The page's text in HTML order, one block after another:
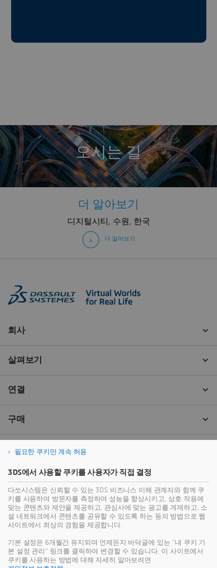
오시는 길
더 알아보기
디지털시티, 수원, 한국
더 알아보기
필요한 쿠키만 계속 허용
3DS에서 사용할 쿠키를 사용자가 직접 결정
다쏘시스템은 신뢰할 수 있는 3DS 비즈니스 이해 관계자와 함께 쿠
키를 사용하여 방문자를 측정하여 성능을 향상시키고, 상호 작용에
맞는 콘텐츠와 제안을 제공하고, 관심사에 맞는 광고를 게재하고, 소
셜 네트워크에서 콘텐츠를 공유할 수 있도록 하는 등의 방법으로 웹
사이트에서 최상의 경험을 제공합니다.
기본 설정은 6개월간 유지되며 언제든지 바닥글에 있는 "내 쿠키 기
본 설정 관리" 링크를 클릭하여 변경할 수 있습니다. 이 사이트에서
쿠키를 사용하는 방법에 대해 자세히 알아보려면